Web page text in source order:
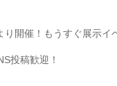
開催！もうすぐ展示イ
投稿歓迎！